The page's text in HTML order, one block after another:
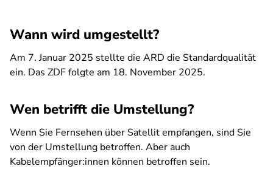
Wann wird umgestellt?
Am 7. Januar 2025 stellte die ARD die Standardqualität
ein. Das ZDF folgte am 18. November 2025.
Wen betrifft die Umstellung?
Wenn Sie Fernsehen über Satellit empfangen, sind Sie
von der Umstellung betroffen. Aber auch
Kabelempfänger:innen können betroffen sein.